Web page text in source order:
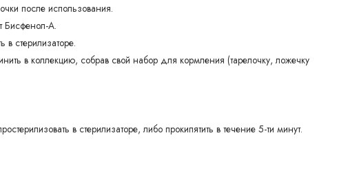
после использования.
Бисфенол-A.
стерилизаторе.
в коллекцию, собрав свой набор для кормления (тарелочку, ложечку
в стерилизаторе, либо прокипятить в течение 5-ти минут.